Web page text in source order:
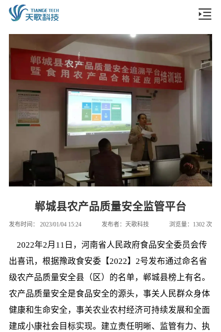
郸城县农产品质量安全监管平台
发布时间： 2023/01/04 15:24 发布者： 天歌科技 浏览量： 1302 次
2022年2月11日，河南省人民政府食品安全委员会传
出喜讯，根据豫政食安委【2022】2号发布通过命名省
级农产品质量安全县（区）的名单，郸城县榜上有名。
农产品质量安全是食品安全的源头，事关人民群众身体
健康和生命安全，事关农业农村经济可持续发展和全面
建成小康社会目标实现。建立责任明晰、监管有力、执